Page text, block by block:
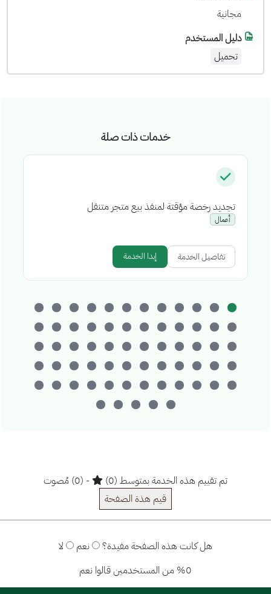
مجانية
دليل المستخدم
تحميل
خدمات ذات صلة
تجديد رخصة مؤقتة لمنفذ بيع متجر متنقل
أعمال
تفاصيل الخدمة إبدا الخدمة
تم تقييم هذه الخدمة بمتوسط (0)
- (0) مُصوت
قيم هذة الصفحة
هل كانت هذه الصفحة مفيدة؟ نعم
لا
%0 من المستخدمين قالوا نعم